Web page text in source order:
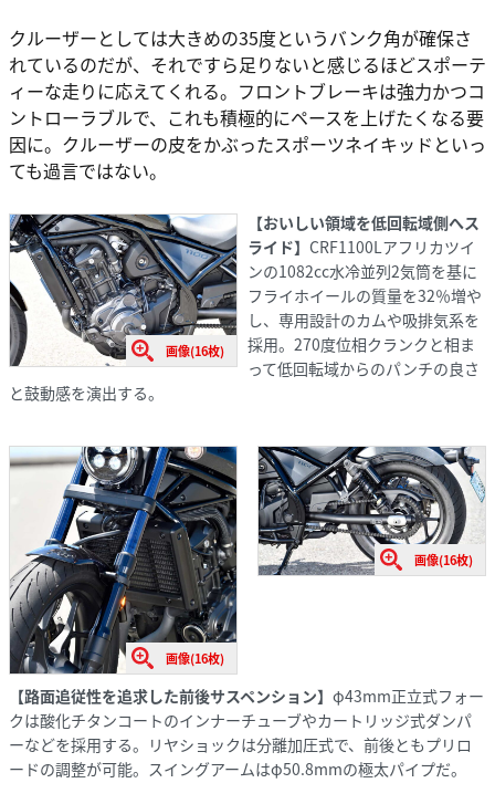
クルーザーとしては大きめの35度というバンク角が確保さ
れているのだが、それですら足りないと感じるほどスポーテ
ィーな走りに応えてくれる。フロントブレーキは強力かつコ
ントローラブルで、これも積極的にペースを上げたくなる要
因に。クルーザーの皮をかぶったスポーツネイキッドといっ
ても過言ではない。
画像(16枚)
【おいしい領域を低回転域側へス
ライド】 CRF1100Lアフリカツイ
ンの1082cc水冷並列2気筒を基に
フライホイールの質量を32％増や
し、専用設計のカムや吸排気系を
採用。270度位相クランクと相ま
って低回転域からのパンチの良さ
と鼓動感を演出する。
画像(16枚)
画像(16枚)
【路面追従性を追求した前後サスペンション】 φ43mm正立式フォー
クは酸化チタンコートのインナーチューブやカートリッジ式ダンパ
ーなどを採用する。リヤショックは分離加圧式で、前後ともプリロ
ードの調整が可能。スイングアームはφ50.8mmの極太パイプだ。